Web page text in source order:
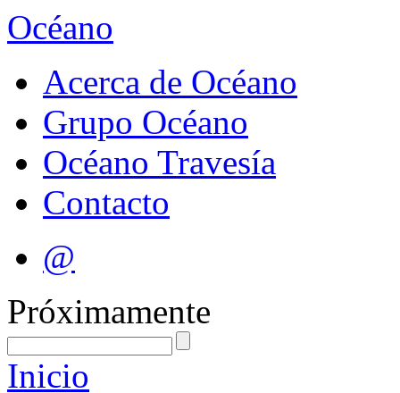
Océano
Acerca de Océano
Grupo Océano
Océano Travesía
Contacto
@
Próximamente
Inicio